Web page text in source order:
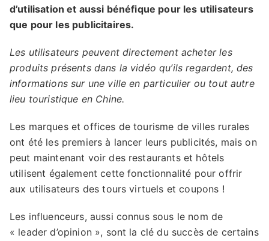
d’utilisation et aussi bénéfique pour les utilisateurs
que pour les publicitaires.
Les utilisateurs peuvent directement acheter les
produits présents dans la vidéo qu’ils regardent, des
informations sur une ville en particulier ou tout autre
lieu touristique en Chine.
Les marques et offices de tourisme de villes rurales
ont été les premiers à lancer leurs publicités, mais on
peut maintenant voir des restaurants et hôtels
utilisent également cette fonctionnalité pour offrir
aux utilisateurs des tours virtuels et coupons !
Les influenceurs, aussi connus sous le nom de
« leader d’opinion », sont la clé du succès de certains